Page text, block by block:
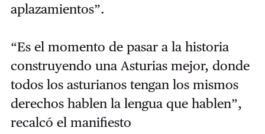
aplazamientos”.
“Es el momento de pasar a la historia
construyendo una Asturias mejor, donde
todos los asturianos tengan los mismos
derechos hablen la lengua que hablen”,
recalcó el manifiesto